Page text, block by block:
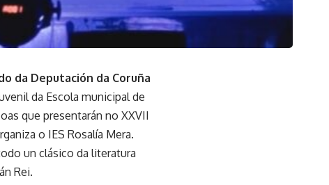
da Deputación da Coruña
da Escola municipal de
que presentarán no XXVII
o IES Rosalía Mera.
un clásico da literatura
Rei.